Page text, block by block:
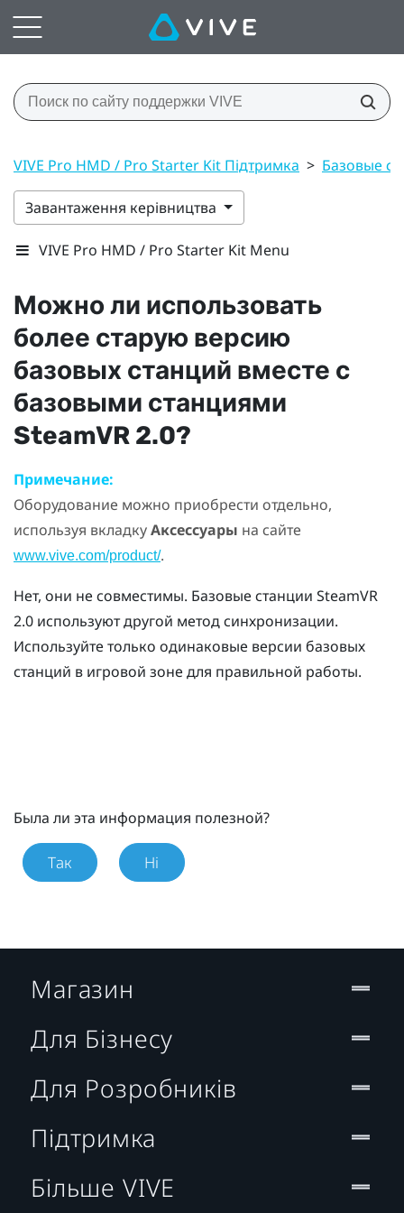
VIVE Pro HMD / Pro Starter Kit Підтримка > Базовые
Завантаження керівництва
VIVE Pro HMD / Pro Starter Kit Menu
Можно ли использовать
более старую версию
базовых станций вместе с
базовыми станциями
SteamVR 2.0?
Примечание:
Оборудование можно приобрести отдельно,
используя вкладкуАксессуары на сайте
www.vive.com/product/.
Нет, они не совместимы. Базовые станции SteamVR
2.0 используют другой метод синхронизации.
Используйте только одинаковые версии базовых
станций в игровой зоне для правильной работы.
Была ли эта информация полезной?
Так Ні
Магазин
Для Бізнесу
Для Розробників
Підтримка
Більше VIVE